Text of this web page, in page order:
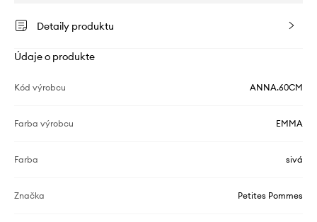
Detaily produktu
Údaje o produkte
Kód výrobcu ANNA.60CM
Farba výrobcu EMMA
Farba sivá
Značka Petites Pommes